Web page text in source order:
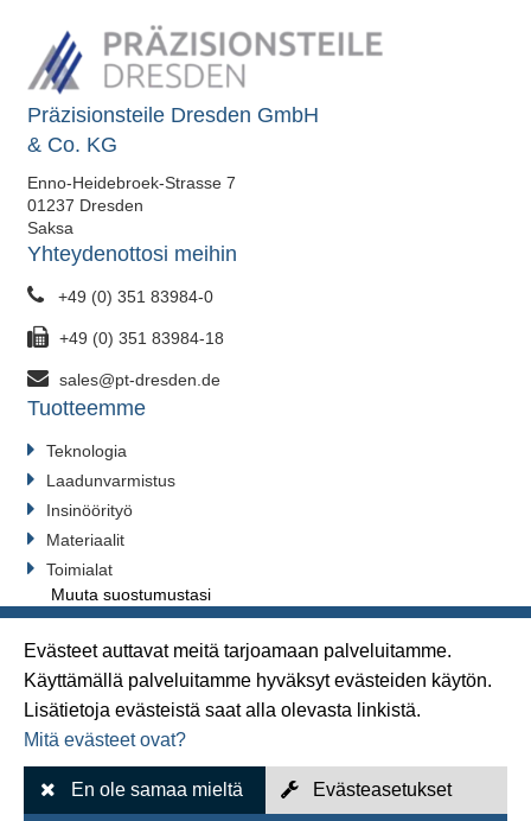
Präzisionsteile Dresden GmbH
& Co. KG
Enno-Heidebroek-Strasse 7
01237 Dresden
Saksa
Yhteydenottosi meihin
+49 (0) 351 83984-0
+49 (0) 351 83984-18
sales@pt-dresden.de
Tuotteemme
Teknologia
Laadunvarmistus
Insinöörityö
Materiaalit
Toimialat
Muuta suostumustasi
Sivukartta
Tietosuoja
Evästeet auttavat meitä tarjoamaan palveluitamme.
Käyttämällä palveluitamme hyväksyt evästeiden käytön.
Lisätietoja evästeistä saat alla olevasta linkistä.
Mitä evästeet ovat?
En ole samaa mieltä Evästeasetukset